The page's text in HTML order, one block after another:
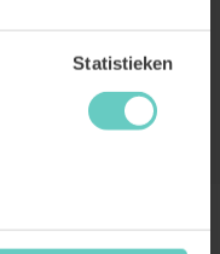
Statistieken